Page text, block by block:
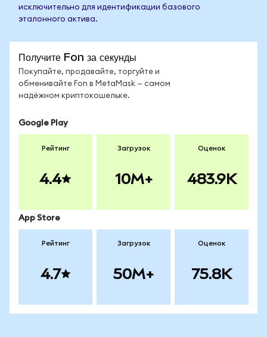
исключительно для идентификации базового
эталонного актива.
Получите Fon за секунды
Покупайте, продавайте, торгуйте и
обменивайте Fon в MetaMask — самом
надёжном криптокошельке.
Google Play
Рейтинг
4.4
Загрузок
10M+
Оценок
483.9K
App Store
Рейтинг
4.7
Загрузок
50M+
Оценок
75.8K